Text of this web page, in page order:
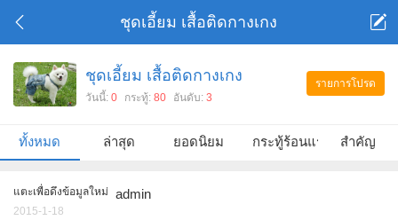
ชุดเอี้ยม เสื้อติดกางเกง
รายการโปรด
ชุดเอี้ยม เสื้อติดกางเกง
วันนี้:0 กระทู้:80 อันดับ:3
ทั้งหมด ล่าสุด ยอดนิยม กระทู้ร้อนแรง สำคัญ
แตะเพื่อดึงข้อมูลใหม่ admin
2015-1-18